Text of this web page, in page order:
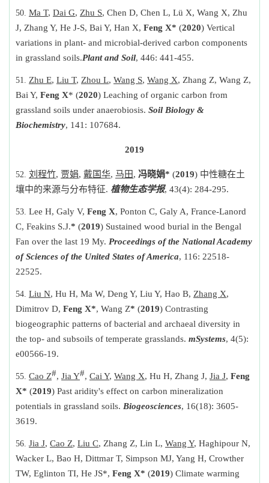
Ma T, Dai G, Zhu S, Chen D, Chen L, Lü X, Wang X, Zhu
J, Zhang Y, He J-S, Bai Y, Han X, Feng X* (2020) Vertical
variations in plant- and microbial-derived carbon components
in grassland soils.Plant and Soil, 446: 441-455.
Zhu E, Liu T, Zhou L, Wang S, Wang X, Zhang Z, Wang Z,
Bai Y, Feng X* (2020) Leaching of organic carbon from
grassland soils under anaerobiosis. Soil Biology &
Biochemistry, 141: 107684.
2019
刘程竹, 贾娟, 戴国华, 马田, 冯晓娟* (2019) 中性糖在土
壤中的来源与分布特征. 植物生态学报, 43(4): 284-295.
Lee H, Galy V, Feng X, Ponton C, Galy A, France-Lanord
C, Feakins S.J.* (2019) Sustained wood burial in the Bengal
Fan over the last 19 My. Proceedings of the National Academy
of Sciences of the United States of America, 116: 22518-
22525.
Liu N, Hu H, Ma W, Deng Y, Liu Y, Hao B, Zhang X,
Dimitrov D, Feng X*, Wang Z* (2019) Contrasting
biogeographic patterns of bacterial and archaeal diversity in
the top- and subsoils of temperate grasslands. mSystems, 4(5):
e00566-19.
Cao Z#, Jia Y#, Cai Y, Wang X, Hu H, Zhang J, Jia J, Feng
X* (2019) Past aridity's effect on carbon mineralization
potentials in grassland soils. Biogeosciences, 16(18): 3605-
3619.
Jia J, Cao Z, Liu C, Zhang Z, Lin L, Wang Y, Haghipour N,
Wacker L, Bao H, Dittmar T, Simpson MJ, Yang H, Crowther
TW, Eglinton TI, He JS*, Feng X* (2019) Climate warming